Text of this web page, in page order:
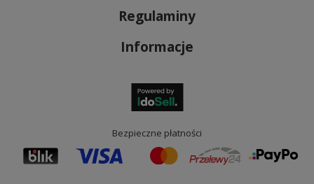
Regulaminy
Informacje
Bezpieczne płatności